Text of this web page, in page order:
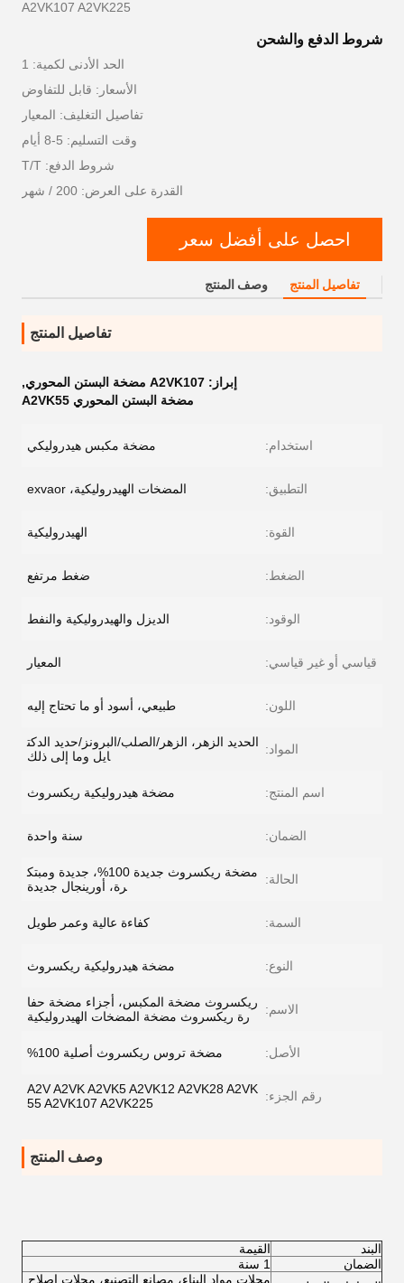
A2VK107 A2VK225
شروط الدفع والشحن
الحد الأدنى لكمية: 1
الأسعار: قابل للتفاوض
تفاصيل التغليف: المعيار
وقت التسليم: 5-8 أيام
شروط الدفع: T/T
القدرة على العرض: 200 / شهر
احصل على أفضل سعر
تفاصيل المنتج وصف المنتج
تفاصيل المنتج
إبراز: A2VK107 مضخة البستن المحوري
,
مضخة البستن المحوري A2VK55
استخدام: مضخة مكبس هيدروليكي
التطبيق: المضخات الهيدروليكية، exvaor
القوة: الهيدروليكية
الضغط: ضغط مرتفع
الوقود: الديزل والهيدروليكية والنفط
قياسي أو غير قياسي: المعيار
اللون: طبيعي، أسود أو ما تحتاج إليه
المواد: الحديد الزهر، الزهر/الصلب/البرونز/حديد الدكت
ايل وما إلى ذلك
اسم المنتج: مضخة هيدروليكية ريكسروث
الضمان: سنة واحدة
الحالة:
مضخة ريكسروث جديدة 100%، جديدة ومبتك
رة، أورينجال جديدة
السمة: كفاءة عالية وعمر طويل
النوع: مضخة هيدروليكية ريكسروث
الاسم:
ريكسروث مضخة المكبس، أجزاء مضخة حفا
رة ريكسروث مضخة المضخات الهيدروليكية
الأصل: مضخة تروس ريكسروث أصلية 100%
رقم الجزء: A2V A2VK A2VK5 A2VK12 A2VK28 A2VK
55 A2VK107 A2VK225
وصف المنتج
البند
القيمة
الضمان
1 سنة
محلات مواد البناء، مصانع التصنيع، محلات إصلاح